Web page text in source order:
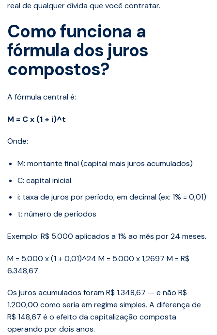
real de qualquer dívida que você contratar.
Como funciona a
fórmula dos juros
compostos?
A fórmula central é:
M = C x (1 + i)^t
Onde:
M: montante final (capital mais juros acumulados)
C: capital inicial
i: taxa de juros por período, em decimal (ex: 1% = 0,01)
t: número de períodos
Exemplo: R$ 5.000 aplicados a 1% ao mês por 24 meses.
M = 5.000 x (1 + 0,01)^24 M = 5.000 x 1,2697 M = R$
6.348,67
Os juros acumulados foram R$ 1.348,67 — e não R$
1.200,00 como seria em regime simples. A diferença de
R$ 148,67 é o efeito da capitalização composta
operando por dois anos.